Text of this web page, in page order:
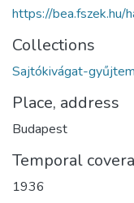
https://
Collections
Sajtókivágat-
Place, address
Budapest
Temporal
1936